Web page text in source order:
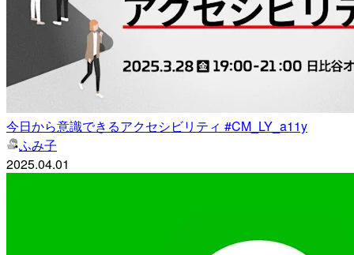
今日から意識できるアクセシビリティ #CM_LY_a11y
ふみ子
2025.04.01